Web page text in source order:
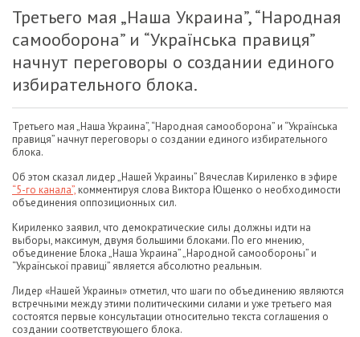
Третьего мая „Наша Украина”, “Народная
самооборона” и “Українська правиця”
начнут переговоры о создании единого
избирательного блока.
Третьего мая „Наша Украина”, “Народная самооборона” и “Українська
правиця” начнут переговоры о создании единого избирательного
блока.
Об этом сказал лидер „Нашей Украины” Вячеслав Кириленко в эфире
“5-го канала”, комментируя слова Виктора Ющенко о необходимости
объединения оппозиционных сил.
Кириленко заявил, что демократические силы должны идти на
выборы, максимум, двумя большими блоками. По его мнению,
объединение Блока „Наша Украина” „Народной самообороны” и
“Української правиці” является абсолютно реальным.
Лидер «Нашей Украины» отметил, что шаги по объединению являются
встречными между этими политическими силами и уже третьего мая
состоятся первые консультации относительно текста соглашения о
создании соответствующего блока.